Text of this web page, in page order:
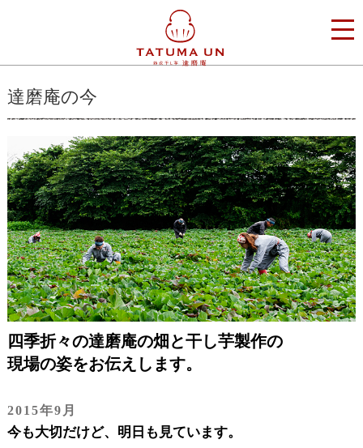
達磨庵の今
四季折々の達磨庵の畑と干し芋製作の
現場の姿をお伝えします。
2015年9月
今も大切だけど、明日も見ています。